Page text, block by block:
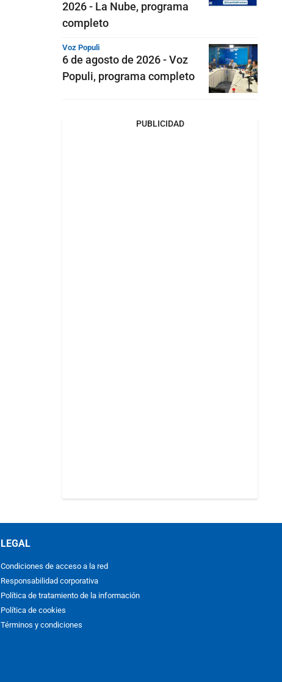
2026 - La Nube, programa
completo
Voz Populi
6 de agosto de 2026 - Voz
Populi, programa completo
PUBLICIDAD
LEGAL
Condiciones de acceso a la red
Responsabilidad corporativa
Política de tratamiento de la información
Política de cookies
Términos y condiciones